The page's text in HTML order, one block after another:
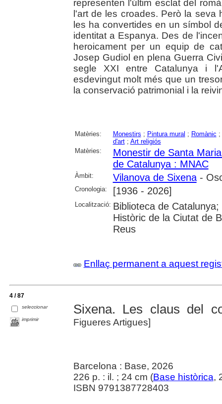
representen l'últim esclat del
l'art de les croades. Però la seva
les ha convertides en un símbol
identitat a Espanya. Des de
heroicament per un equip de
Josep Gudiol en plena Guerra
segle XXI entre Catalunya i
esdevingut molt més que un
la conservació patrimonial i la
Matèries: Monestirs ; Pintura mural ; Romànic ;
d'art; Art religiós
Matèries:
Monestir de Santa
de Catalunya : MNAC
Àmbit: Vilanova de Sixena-
Cronologia: [1936 - 2026]
Localització: Biblioteca de
Històric de la Ciutat de
Reus
Enllaç permanent a aquest
4 / 87
seleccionar
imprimir
Sixena. Les claus del
Figueres Artigues]
Barcelona : Base, 2026
226 p. : il. ; 24 cm (Base històrica,
ISBN 9791387728403